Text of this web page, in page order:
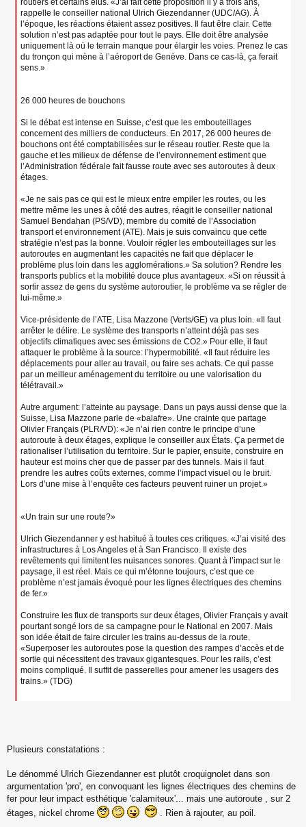
rappelle le conseiller national Ulrich Giezendanner (UDC/AG). À
l’époque, les réactions étaient assez positives. Il faut être clair. Cette
solution n’est pas adaptée pour tout le pays. Elle doit être analysée
uniquement là où le terrain manque pour élargir les voies. Prenez le cas
du tronçon qui mène à l’aéroport de Genève. Dans ce cas-là, ça ferait
sens.»
26 000 heures de bouchons
Si le débat est intense en Suisse, c’est que les embouteillages
concernent des milliers de conducteurs. En 2017, 26 000 heures de
bouchons ont été comptabilisées sur le réseau routier. Reste que la
gauche et les milieux de défense de l’environnement estiment que
l’Administration fédérale fait fausse route avec ses autoroutes à deux
étages.
«Je ne sais pas ce qui est le mieux entre empiler les routes, ou les
mettre même les unes à côté des autres, réagit le conseiller national
Samuel Bendahan (PS/VD), membre du comité de l’Association
transport et environnement (ATE). Mais je suis convaincu que cette
stratégie n’est pas la bonne. Vouloir régler les embouteillages sur les
autoroutes en augmentant les capacités ne fait que déplacer le
problème plus loin dans les agglomérations.» Sa solution? Rendre les
transports publics et la mobilité douce plus avantageux. «Si on réussit à
sortir assez de gens du système autoroutier, le problème va se régler de
lui-même.»
Vice-présidente de l’ATE, Lisa Mazzone (Verts/GE) va plus loin. «Il faut
arrêter le délire. Le système des transports n’atteint déjà pas ses
objectifs climatiques avec ses émissions de CO2.» Pour elle, il faut
attaquer le problème à la source: l’hypermobilité. «Il faut réduire les
déplacements pour aller au travail, ou faire ses achats. Ce qui passe
par un meilleur aménagement du territoire ou une valorisation du
télétravail.»
Autre argument: l’atteinte au paysage. Dans un pays aussi dense que la
Suisse, Lisa Mazzone parle de «balafre». Une crainte que partage
Olivier Français (PLR/VD): «Je n’ai rien contre le principe d’une
autoroute à deux étages, explique le conseiller aux États. Ça permet de
rationaliser l’utilisation du territoire. Sur le papier, ensuite, construire en
hauteur est moins cher que de passer par des tunnels. Mais il faut
prendre les autres coûts externes, comme l’impact visuel ou le bruit.
Lors d’une mise à l’enquête ces facteurs peuvent ruiner un projet.»
«Un train sur une route?»
Ulrich Giezendanner y est habitué à toutes ces critiques. «J’ai visité des
infrastructures à Los Angeles et à San Francisco. Il existe des
revêtements qui limitent les nuisances sonores. Quant à l’impact sur le
paysage, il est réel. Mais ce qui m’étonne toujours, c’est que ce
problème n’est jamais évoqué pour les lignes électriques des chemins
de fer.»
Construire les flux de transports sur deux étages, Olivier Français y avait
pourtant songé lors de sa campagne pour le National en 2007. Mais
son idée était de faire circuler les trains au-dessus de la route.
«Superposer les autoroutes pose la question des rampes d’accès et de
sortie qui nécessitent des travaux gigantesques. Pour les rails, c’est
moins compliqué. Il suffit de passerelles pour amener les usagers des
trains.» (TDG)
Plusieurs constatations :
Le dénommé Ulrich Giezendanner est plutôt croquignolet dans son
argumentation 'pro', en convoquant les lignes électriques des chemins de
fer pour leur impact esthétique 'calamiteux'... mais une autoroute , sur 2
étages, nickel chrome
. Rien à rajouter, au poil.